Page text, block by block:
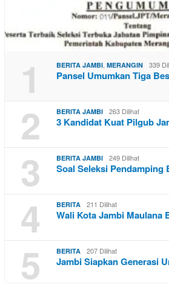
1 BERITA JAMBI, MERANGIN 339
Pansel Umumkan Tiga
2 BERITA JAMBI 263 Dilihat
3 Kandidat Kuat Pilgub
3 BERITA JAMBI 249 Dilihat
Soal Seleksi
4 BERITA 211 Dilihat
Wali Kota Jambi Maulana
5 BERITA 207 Dilihat
Jambi Siapkan Generasi